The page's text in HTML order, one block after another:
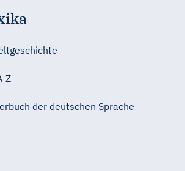
Z
der deutschen Sprache